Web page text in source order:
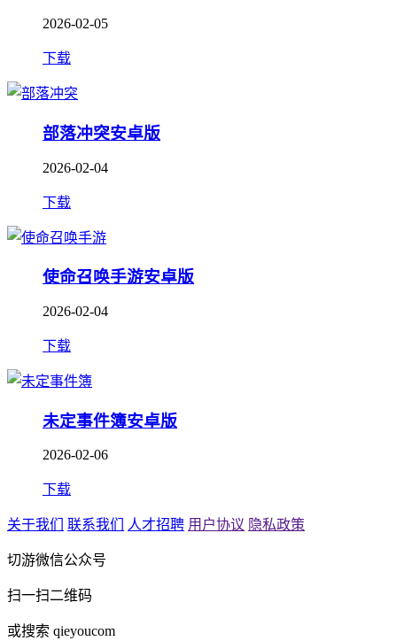
2026-02-05
下载
部落冲突安卓版
2026-02-04
下载
使命召唤手游安卓版
2026-02-04
下载
未定事件簿安卓版
2026-02-06
下载
关于我们 联系我们 人才招聘 用户协议 隐私政策
切游微信公众号
扫一扫二维码
或搜索 qieyoucom